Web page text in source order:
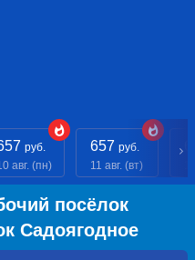
руб.
авг. (пн)
657 руб.
11 авг. (вт)
посёлок
Садоягодное